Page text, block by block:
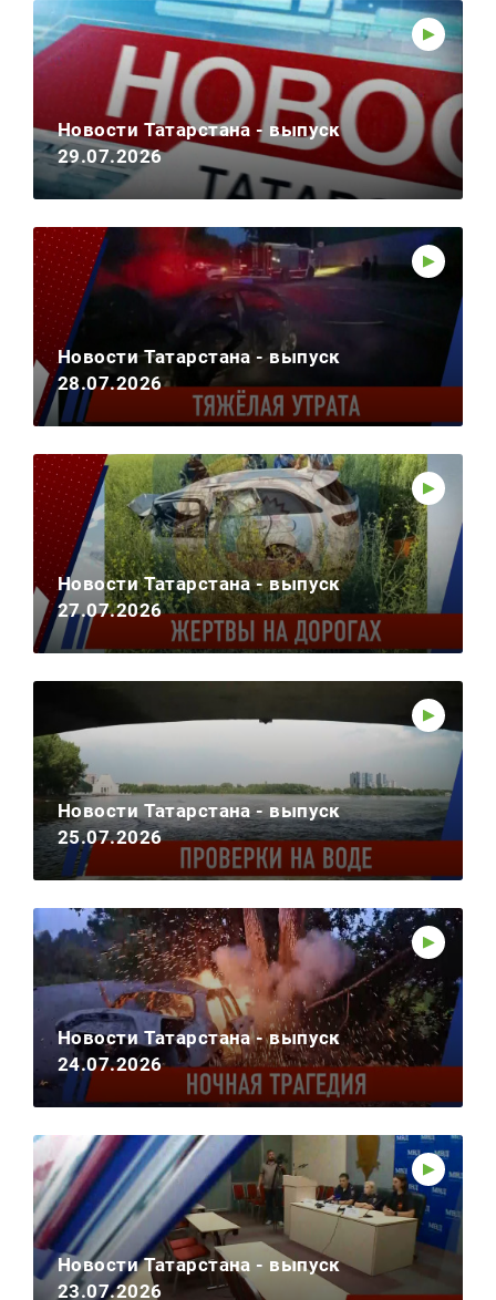
Новости Татарстана - выпуск
29.07.2026
Новости Татарстана - выпуск
28.07.2026
Новости Татарстана - выпуск
27.07.2026
Новости Татарстана - выпуск
25.07.2026
Новости Татарстана - выпуск
24.07.2026
Новости Татарстана - выпуск
23.07.2026